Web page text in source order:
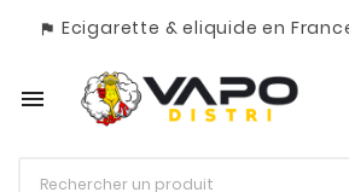
 Ecigarette & eliquide en
